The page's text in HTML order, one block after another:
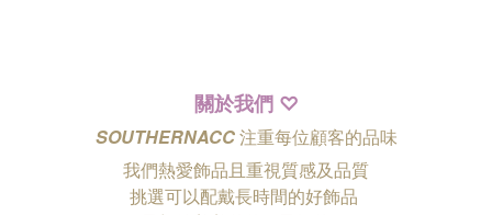
關於我們 ♡
SOUTHERNACC注重每位顧客的品味
我們熱愛飾品且重視質感及品質
挑選可以配戴長時間的好飾品